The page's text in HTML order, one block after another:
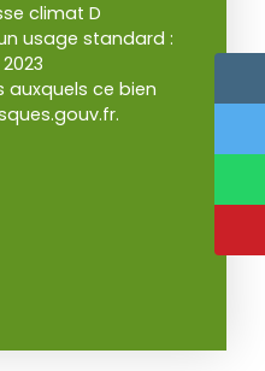
climat D
usage standard :
ce bien